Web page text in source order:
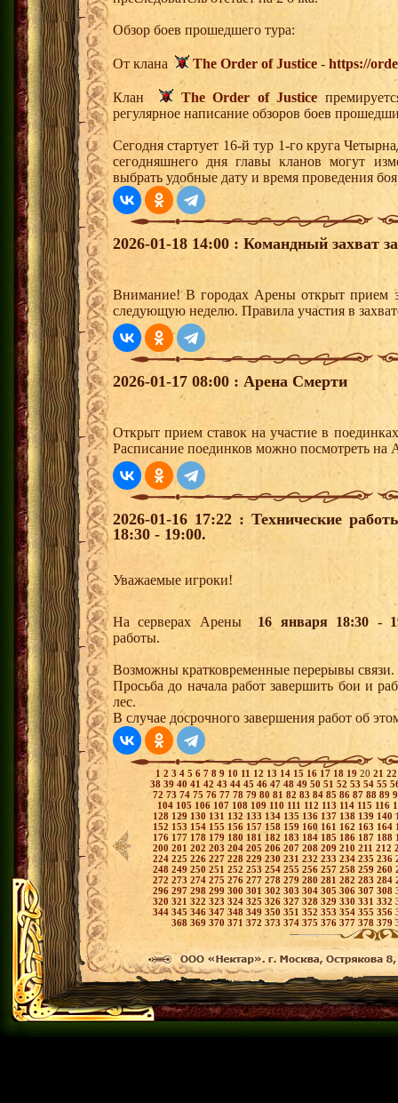
Обзор боев прошедшего тура:
От клана The Order of Justice - https://
Клан The Order of Justice
регулярное написание обзоров боев
Сегодня стартует 16-й тур 1-го круга
сегодняшнего дня главы кланов могут
выбрать удобные дату и время проведения
2026-01-18 14:00 : Командный захват
Внимание! В городах Арены открыт прием
следующую неделю. Правила участия в
2026-01-17 08:00 : Арена Смерти
Открыт прием ставок на участие в
Расписание поединков можно посмотреть на
2026-01-16 17:22 : Технические
18:30 - 19:00.
Уважаемые игроки!
На серверах Арены
16 января 18:30 -
работы.
Возможны кратковременные перерывы связи.
Просьба до начала работ завершить бои и
лес.
В случае досрочного завершения работ об
1 2 3 4 5 6 7 8 9 10 11 12 13 14 15 16 17 18 19 20 21
38 39 40 41 42 43 44 45 46 47 48 49 50 51 52 53 54 55
72 73 74 75 76 77 78 79 80 81 82 83 84 85 86 87 88 89
104 105 106 107 108 109 110 111 112 113 114 115 116
128 129 130 131 132 133 134 135 136 137 138 139 140
152 153 154 155 156 157 158 159 160 161 162 163 164
176 177 178 179 180 181 182 183 184 185 186 187 188
200 201 202 203 204 205 206 207 208 209 210 211 212
224 225 226 227 228 229 230 231 232 233 234 235 236
248 249 250 251 252 253 254 255 256 257 258 259 260
272 273 274 275 276 277 278 279 280 281 282 283 284
296 297 298 299 300 301 302 303 304 305306 307 308
320 321 322 323 324 325 326 327 328 329 330 331 332
344 345 346 347 348 349 350 351 352 353 354 355 356
368 369 370 371 372 373 374 375 376 377 378 379